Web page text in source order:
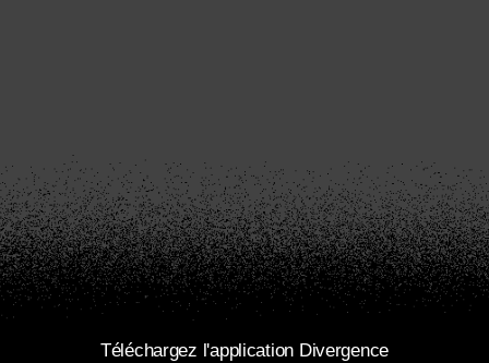
Téléchargez l'application Divergence